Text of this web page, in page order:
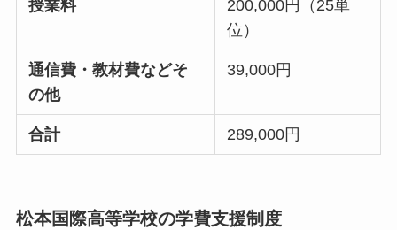
授業料
200,000円（25単
位）
通信費・教材費などそ
の他
39,000円
合計 289,000円
松本国際高等学校の学費支援制度